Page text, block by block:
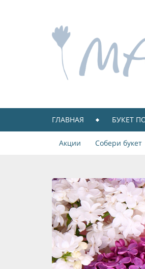
ГЛАВНАЯ БУКЕТ
Акции Собери букет